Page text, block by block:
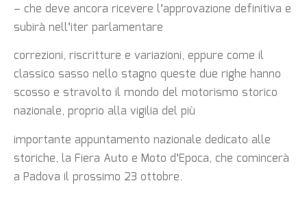
– che deve ancora ricevere l’approvazione definitiva e
subirà nell’iter parlamentare
correzioni, riscritture e variazioni, eppure come il
classico sasso nello stagno queste due righe hanno
scosso e stravolto il mondo del motorismo storico
nazionale, proprio alla vigilia del più
importante appuntamento nazionale dedicato alle
storiche, la Fiera Auto e Moto d’Epoca, che comincerà
a Padova il prossimo 23 ottobre.